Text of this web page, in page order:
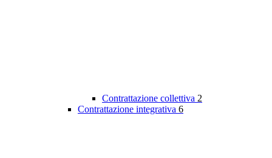
Contrattazione collettiva 2
Contrattazione integrativa 6